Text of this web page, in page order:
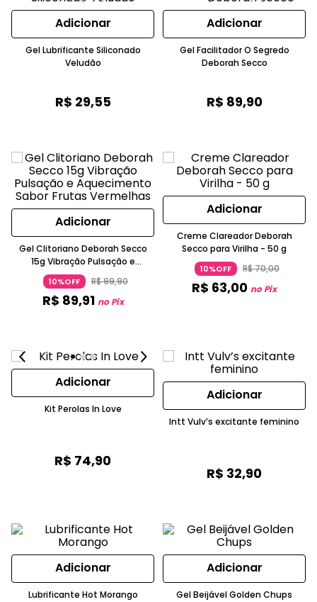
Adicionar
Gel Lubrificante Siliconado
Veludão
R$ 29,55
Adicionar
Gel Facilitador O Segredo
Deborah Secco
R$ 89,90
Adicionar
Gel Clitoriano Deborah Secco
15g Vibração Pulsação e
Aquecimento Sabor Frutas
Vermelhas
10%OFF R$99,90
R$ 89,91 no Pix
Adicionar
Creme Clareador Deborah
Secco para Virilha - 50 g
10%OFF R$70,00
R$ 63,00 no Pix
Adicionar
Kit Perolas In Love
R$ 74,90
Adicionar
Intt Vulv’s excitante feminino
R$ 32,90
Adicionar
Lubrificante Hot Morango
Adicionar
Gel Beijável Golden Chups